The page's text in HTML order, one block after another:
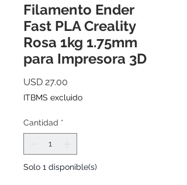
Filamento Ender
Fast PLA Creality
Rosa 1kg 1.75mm
para Impresora 3D
USD 27.00
ITBMS excluido
Cantidad *
Solo 1 disponible(s)